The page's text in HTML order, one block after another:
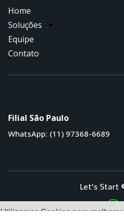
Home
Soluções
Equipe
Contato
Filial São Paulo
WhatsApp: (11) 97368-6689
Let's Start
Utilizamos Cookies para